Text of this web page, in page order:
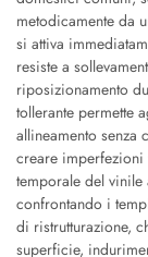
metodicamente da
si attiva
resiste a
riposizionamento
tollerante permette
allineamento senza
creare
temporale del
confrontando i
di ristrutturazione,
superficie,